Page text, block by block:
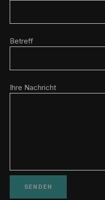
Betreff
Ihre Nachricht